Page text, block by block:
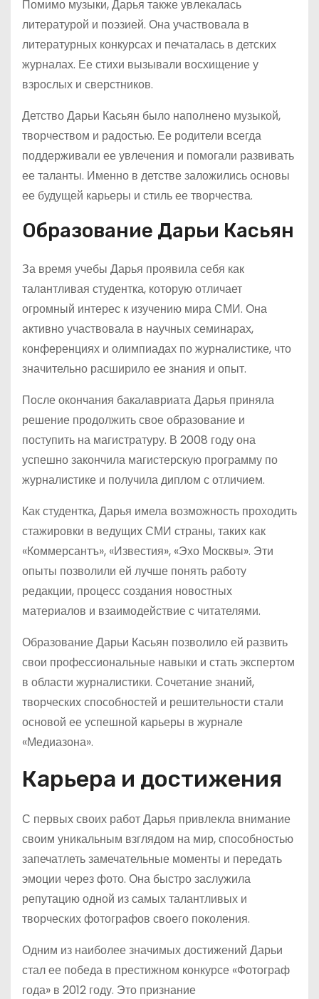
Помимо музыки, Дарья также увлекалась
литературой и поэзией. Она участвовала в
литературных конкурсах и печаталась в детских
журналах. Ее стихи вызывали восхищение у
взрослых и сверстников.
Детство Дарьи Касьян было наполнено музыкой,
творчеством и радостью. Ее родители всегда
поддерживали ее увлечения и помогали развивать
ее таланты. Именно в детстве заложились основы
ее будущей карьеры и стиль ее творчества.
Образование Дарьи Касьян
За время учебы Дарья проявила себя как
талантливая студентка, которую отличает
огромный интерес к изучению мира СМИ. Она
активно участвовала в научных семинарах,
конференциях и олимпиадах по журналистике, что
значительно расширило ее знания и опыт.
После окончания бакалавриата Дарья приняла
решение продолжить свое образование и
поступить на магистратуру. В 2008 году она
успешно закончила магистерскую программу по
журналистике и получила диплом с отличием.
Как студентка, Дарья имела возможность проходить
стажировки в ведущих СМИ страны, таких как
«Коммерсантъ», «Известия», «Эхо Москвы». Эти
опыты позволили ей лучше понять работу
редакции, процесс создания новостных
материалов и взаимодействие с читателями.
Образование Дарьи Касьян позволило ей развить
свои профессиональные навыки и стать экспертом
в области журналистики. Сочетание знаний,
творческих способностей и решительности стали
основой ее успешной карьеры в журнале
«Медиазона».
Карьера и достижения
С первых своих работ Дарья привлекла внимание
своим уникальным взглядом на мир, способностью
запечатлеть замечательные моменты и передать
эмоции через фото. Она быстро заслужила
репутацию одной из самых талантливых и
творческих фотографов своего поколения.
Одним из наиболее значимых достижений Дарьи
стал ее победа в престижном конкурсе «Фотограф
года» в 2012 году. Это признание